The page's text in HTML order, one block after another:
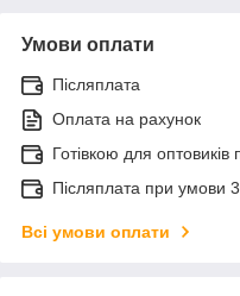
Умови оплати
Післяплата
Оплата на рахунок
Готівкою для оптовиків
Післяплата при умови
Всі умови оплати